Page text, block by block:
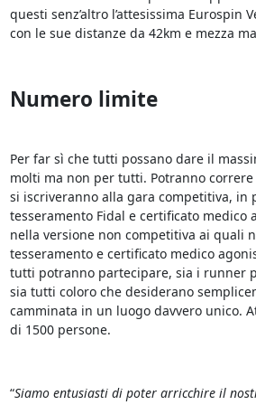
questi senz’altro l’attesissima Eurospin
con le sue distanze da 42km e mezza
Numero limite
Per far sì che tutti possano dare il
molti ma non per tutti. Potranno
si iscriveranno alla gara competitiva, in
tesseramento Fidal e certificato medico
nella versione non competitiva ai quali
tesseramento e certificato medico
tutti potranno partecipare, sia i runner
sia tutti coloro che desiderano
camminata in un luogo davvero unico.
di 1500 persone.
“Siamo entusiasti di poter arricchire il